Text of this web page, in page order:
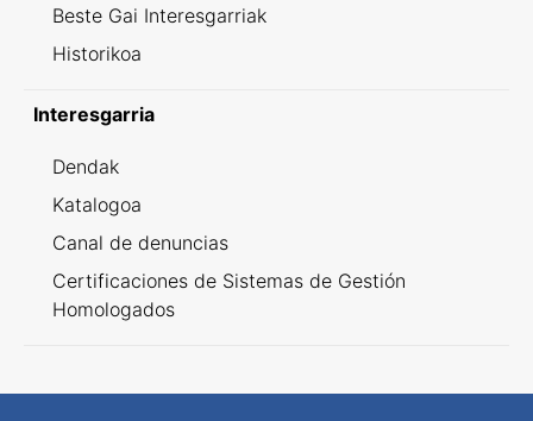
Beste Gai Interesgarriak
Historikoa
Interesgarria
Dendak
Katalogoa
Canal de denuncias
Certificaciones de Sistemas de Gestión
Homologados